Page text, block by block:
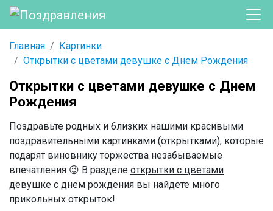
Главная
Картинки
Открытки с цветами девушке с Днем Рождения
Открытки с цветами девушке с Днем
Рождения
Поздравьте родных и близких нашими красивыми
поздравительными картинками (открытками), которые
подарят виновнику торжества незабываемые
впечатления 😉 В разделе открытки с цветами
девушке с днем рождения вы найдете много
прикольных открыток!